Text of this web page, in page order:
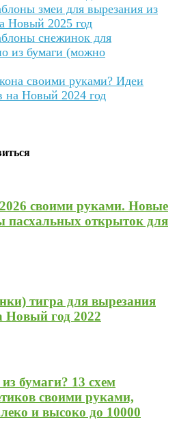
змеи для вырезания из
Новый 2025 год
снежинок для
из бумаги (можно
своими руками? Идеи
на Новый 2024 год
своими руками. Новые
пасхальных открыток для
тигра для вырезания
Новый год 2022
бумаги? 13 схем
своими руками,
и высоко до 10000